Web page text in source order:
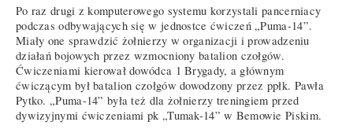
Po raz drugi z komputerowego systemu korzystali pancerniacy
podczas odbywających się w jednostce ćwiczeń „Puma-14”.
Miały one sprawdzić żołnierzy w organizacji i prowadzeniu
działań bojowych przez wzmocniony batalion czołgów.
Ćwiczeniami kierował dowódca 1 Brygady, a głównym
ćwiczącym był batalion czołgów dowodzony przez ppłk. Pawła
Pytko. „Puma-14” była też dla żołnierzy treningiem przed
dywizyjnymi ćwiczeniami pk „Tumak-14” w Bemowie Piskim.